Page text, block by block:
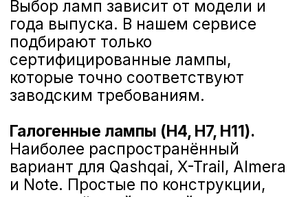
положение.
Извлекаем старую лампу, не
прикасаясь к её стеклу —
пятно от пальцев снижает
ресурс и меняет световой
рисунок.
Устанавливаем новую лампу,
фиксируем защёлкой и
Проверяем работу фары:
ровность светового пятна,
отсутствие мерцания и ошибок
в ЭБУ.
Для ксеноновых блоков
дополнительно выполняется